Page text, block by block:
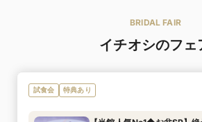
SUEHIRO ORIGINAL
ご希望に合った衣装を専属のス
サイズ
ウエディングドレス 3号〜／カ
ドレス3号～29号まで幅広くご
ピッタリのドレスが選べる。
ストーリーある料理は美味しい
料理はもちろん、サービスの質
中で、日々のお客様との対話が
う特別なシーンにおいても最高
BRIDAL FAIR
イチオシのフェ
試食会 特典あり